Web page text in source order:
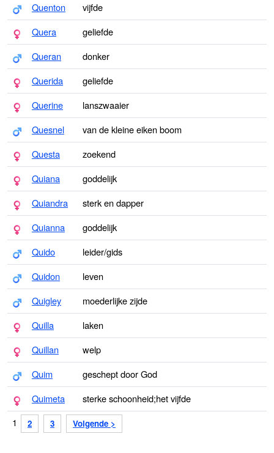
1 2 3 Volgende >
Quenton
vijfde
Quera
geliefde
Queran
donker
Querida
geliefde
Querine
lanszwaaier
Quesnel
van de kleine eiken boom
Questa
zoekend
Quiana
goddelijk
Quiandra
sterk en dapper
Quianna
goddelijk
Quido
leider/gids
Quidon
leven
Quigley
moederlijke zijde
Quilla
laken
Quillan
welp
Quim
geschept door God
Quimeta
sterke schoonheid;het vijfde